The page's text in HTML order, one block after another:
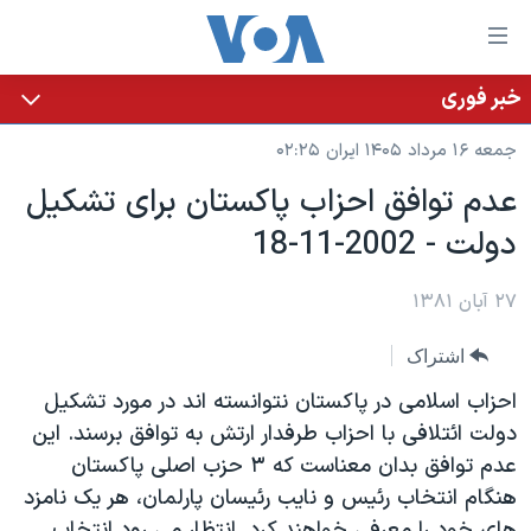
لینکهای
قابل
دسترسی
جهش
محتوای
اصلی
جهش
به
اصلی
جهش
به
جستجو
خانه
نسخه سبک وب‌سایت
موضوع ها
ایران
آمریکا
گزیده‌ها
ویژه برنامه‌ها
ویدیوها
برنامه های تلویزیونی
جدول برنامه ها
صفحه‌های ویژه
عملیات خشم حماسی
۲۵۰سالگی آمریکا
بایگانی برنامه‌های تلویزیونی
پخش رادیویی
یادگیری زبان انگلیسی
خبر فوری
جمعه ۱۶ مرداد ۱۴۰۵ ایران ۰۲:۲۵
عدم توافق احزاب پاکستان برای تشکيل
دولت - 2002-11-18
۲۷ آبان ۱۳۸۱
اشتراک
احزاب اسلامی در پاکستان نتوانسته اند در مورد تشکيل
دولت ائتلافی با احزاب طرفدار ارتش به توافق برسند. اين
عدم توافق بدان معناست که ۳ حزب اصلی پاکستان
هنگام انتخاب رئيس و نايب رئيسان پارلمان، هر يک نامزد